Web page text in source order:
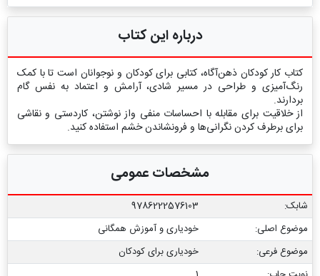
درباره این کتاب
کتاب کار کودکان ذهن‌آگاه، کتابی برای کودکان و نوجوانان است تا با کمک
رنگ‌آمیزی و طراحی در مسیر شادی، آرامش و اعتماد به نفس گام
بردارند.
از خلاقیت برای مقابله با احساسات منفی واز نوشتن، کاردستی و نقاشی
برای برطرف کردن نگرانی‌ها و فرونشاندن خشم استفاده کنید.
مشخصات عمومی
شابک:
9786222576103
موضوع اصلی:
خودیاری و آموزش همگانی
موضوع فرعی:
خودیاری برای کودکان